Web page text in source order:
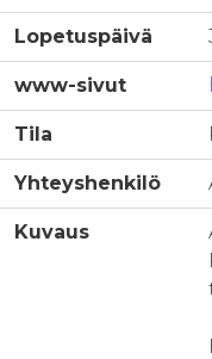
Lopetuspäivä
www-sivut
Tila
Yhteyshenkilö
Kuvaus